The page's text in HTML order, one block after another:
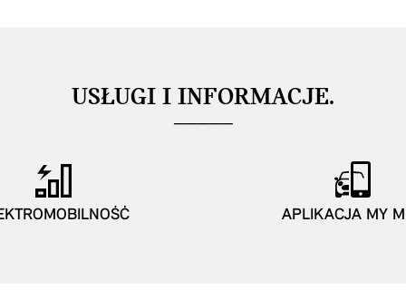
USŁUGI I INFORMACJE.
APLIKACJA MY